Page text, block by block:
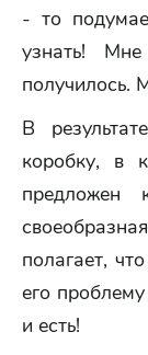
- то
узнать!
получилось.
В
коробку, в
предложен
полагает,
его
и есть!